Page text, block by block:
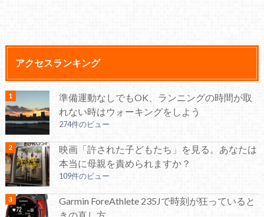
アクセスランキング
準備運動なしでもOK、ランニングの時間が取
れない時はウォーキングをしよう
274件のビュー
映画「許された子どもたち」を見る。あなたは
本当に母親を責められますか？
109件のビュー
Garmin ForeAthlete 235Jで時刻が狂っていると
きの直し方